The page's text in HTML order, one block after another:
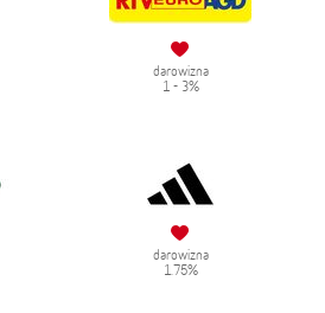
darowizna
1 - 3%
darowizna
1.75%